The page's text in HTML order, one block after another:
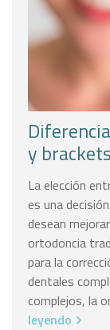
y brackets
La elección
es una
desean
ortodoncia
para la
dentales
complejos, la
leyendo